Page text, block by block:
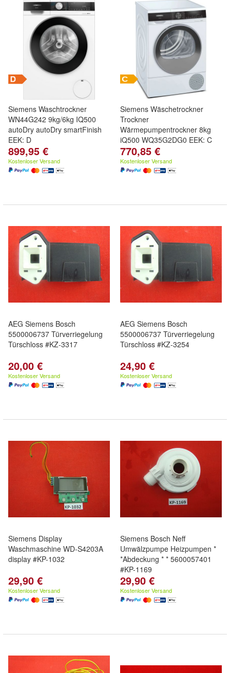
Siemens Waschtrockner
WN44G242 9kg/6kg IQ500
autoDry autoDry smartFinish
EEK: D
899,95 €
Kostenloser Versand
Siemens Wäschetrockner
Trockner
Wärmepumpentrockner 8kg
iQ500 WQ35G2DG0 EEK: C
770,85 €
Kostenloser Versand
AEG Siemens Bosch
5500006737 Türverriegelung
Türschloss #KZ-3317
20,00 €
Kostenloser Versand
AEG Siemens Bosch
5500006737 Türverriegelung
Türschloss #KZ-3254
24,90 €
Kostenloser Versand
Siemens Display
Waschmaschine WD-S4203A
display #KP-1032
29,90 €
Kostenloser Versand
Siemens Bosch Neff
Umwälzpumpe Heizpumpen *
*Abdeckung * * 5600057401
#KP-1169
29,90 €
Kostenloser Versand